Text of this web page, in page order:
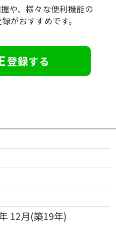
や、様々な便利機能の
がおすすめです。
12月(築19年)